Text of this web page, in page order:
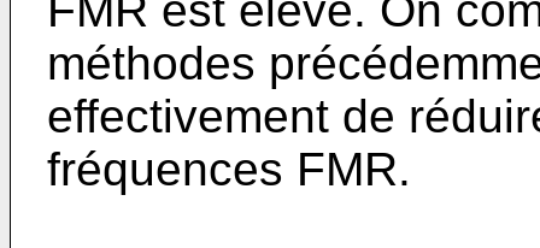
méthodes
effectivement de
fréquences FMR.